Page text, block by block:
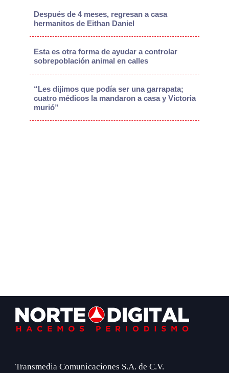
Después de 4 meses, regresan a casa
hermanitos de Eithan Daniel
Esta es otra forma de ayudar a controlar
sobrepoblación animal en calles
“Les dijimos que podía ser una garrapata;
cuatro médicos la mandaron a casa y Victoria
murió”
Footer
Transmedia Comunicaciones S.A. de C.V.